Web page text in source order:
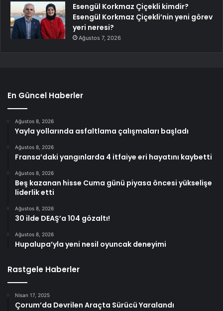
Esengül Korkmaz Çiçekli kimdir?
Esengül Korkmaz Çiçekli’nin yeni görev
yeri neresi?
Ağustos 7, 2026
En Güncel Haberler
Ağustos 8, 2026
Yayla yollarında asfaltlama çalışmaları başladı
Ağustos 8, 2026
Fransa’daki yangınlarda 4 itfaiye eri hayatını kaybetti
Ağustos 8, 2026
Beş kazanan hisse Cuma günü piyasa öncesi yükselişe
liderlik etti
Ağustos 8, 2026
30 ilde DEAŞ’a 104 gözaltı!
Ağustos 8, 2026
Hupalupa’yla yeni nesil oyuncak deneyimi
Rastgele Haberler
Nisan 17, 2025
Çorum’da Devrilen Araçta Sürücü Yaralandı